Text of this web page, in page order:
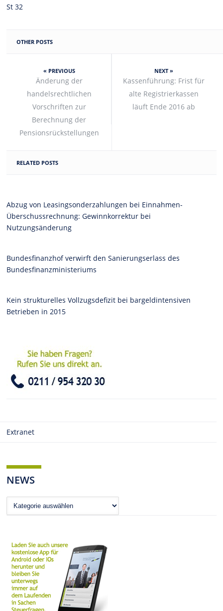
St 32
OTHER POSTS
« PREVIOUS
Änderung der
handelsrechtlichen
Vorschriften zur
Berechnung der
Pensionsrückstellungen
NEXT »
Kassenführung: Frist für
alte Registrierkassen
läuft Ende 2016 ab
RELATED POSTS
Abzug von Leasingsonderzahlungen bei Einnahmen-
Überschussrechnung: Gewinnkorrektur bei
Nutzungsänderung
Bundesfinanzhof verwirft den Sanierungserlass des
Bundesfinanzministeriums
Kein strukturelles Vollzugsdefizit bei bargeldintensiven
Betrieben in 2015
Extranet
NEWS
News